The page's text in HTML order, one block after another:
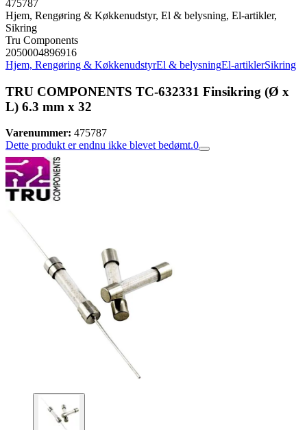
475787
Hjem, Rengøring & Køkkenudstyr, El & belysning, El-artikler,
Sikring
Tru Components
2050004896916
Hjem, Rengøring & KøkkenudstyrEl & belysningEl-artiklerSikring
TRU COMPONENTS TC-632331 Finsikring (Ø x
L) 6.3 mm x 32
Varenummer: 475787
Dette produkt er endnu ikke blevet bedømt.0